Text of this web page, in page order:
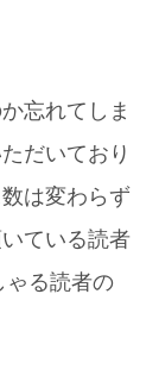
忘れてしま
だいており
は変わらず
ている読者
ゃる読者の